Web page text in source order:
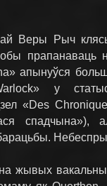
Веры Рыч
прапанаваць
апынуўся
у
«Des
спадчына»),
жывых